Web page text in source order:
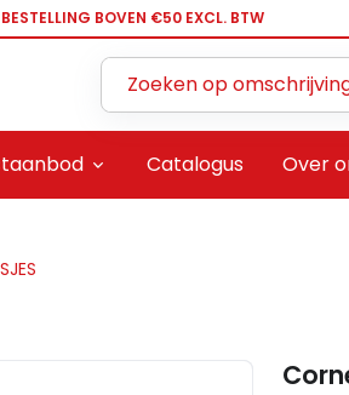
BOVEN €50 EXCL. BTW
Catalogus Over